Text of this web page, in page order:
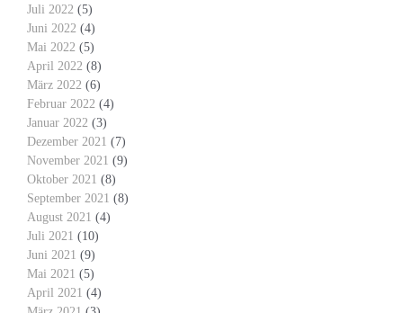
Juli 2022 (5)
Juni 2022 (4)
Mai 2022 (5)
April 2022 (8)
März 2022 (6)
Februar 2022 (4)
Januar 2022 (3)
Dezember 2021 (7)
November 2021 (9)
Oktober 2021 (8)
September 2021 (8)
August 2021 (4)
Juli 2021 (10)
Juni 2021 (9)
Mai 2021 (5)
April 2021 (4)